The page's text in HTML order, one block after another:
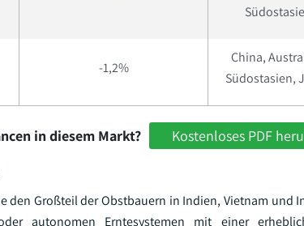
-1,2%
China,
Südostasien,
in diesem Markt? Kostenloses PDF
Großteil der Obstbauern in Indien, Vietnam und
autonomen Erntesystemen mit einer